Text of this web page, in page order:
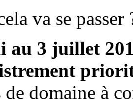
va se passer
au 3 juillet
de domaine à